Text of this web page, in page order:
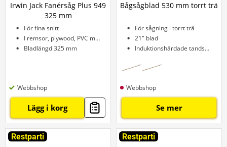
Irwin Jack Fanérsåg Plus 949
325 mm
För fina snitt
I remsor, plywood, PVC mm.
Bladlängd 325 mm
Webbshop
Lägg i korg
Bågsågblad 530 mm torrt trä
För sågning i torrt trä
21" blad
Induktionshärdade tandspetsar
Webbshop
Se mer
Restparti Restparti